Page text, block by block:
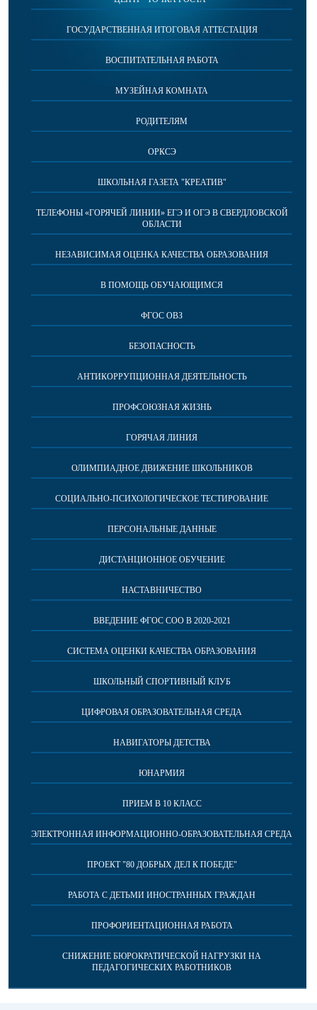
ГОСУДАРСТВЕННАЯ ИТОГОВАЯ АТТЕСТАЦИЯ
ВОСПИТАТЕЛЬНАЯ РАБОТА
МУЗЕЙНАЯ КОМНАТА
РОДИТЕЛЯМ
ОРКСЭ
ШКОЛЬНАЯ ГАЗЕТА "КРЕАТИВ"
ТЕЛЕФОНЫ «ГОРЯЧЕЙ ЛИНИИ» ЕГЭ И ОГЭ В СВЕРДЛОВСКОЙ
ОБЛАСТИ
НЕЗАВИСИМАЯ ОЦЕНКА КАЧЕСТВА ОБРАЗОВАНИЯ
В ПОМОЩЬ ОБУЧАЮЩИМСЯ
ФГОС ОВЗ
БЕЗОПАСНОСТЬ
АНТИКОРРУПЦИОННАЯ ДЕЯТЕЛЬНОСТЬ
ПРОФСОЮЗНАЯ ЖИЗНЬ
ГОРЯЧАЯ ЛИНИЯ
ОЛИМПИАДНОЕ ДВИЖЕНИЕ ШКОЛЬНИКОВ
СОЦИАЛЬНО-ПСИХОЛОГИЧЕСКОЕ ТЕСТИРОВАНИЕ
ПЕРСОНАЛЬНЫЕ ДАННЫЕ
ДИСТАНЦИОННОЕ ОБУЧЕНИЕ
НАСТАВНИЧЕСТВО
ВВЕДЕНИЕ ФГОС СОО В 2020-2021
СИСТЕМА ОЦЕНКИ КАЧЕСТВА ОБРАЗОВАНИЯ
ШКОЛЬНЫЙ СПОРТИВНЫЙ КЛУБ
ЦИФРОВАЯ ОБРАЗОВАТЕЛЬНАЯ СРЕДА
НАВИГАТОРЫ ДЕТСТВА
ЮНАРМИЯ
ПРИЕМ В 10 КЛАСС
ЭЛЕКТРОННАЯ ИНФОРМАЦИОННО-ОБРАЗОВАТЕЛЬНАЯ СРЕДА
ПРОЕКТ "80 ДОБРЫХ ДЕЛ К ПОБЕДЕ"
РАБОТА С ДЕТЬМИ ИНОСТРАННЫХ ГРАЖДАН
ПРОФОРИЕНТАЦИОННАЯ РАБОТА
СНИЖЕНИЕ БЮРОКРАТИЧЕСКОЙ НАГРУЗКИ НА
ПЕДАГОГИЧЕСКИХ РАБОТНИКОВ